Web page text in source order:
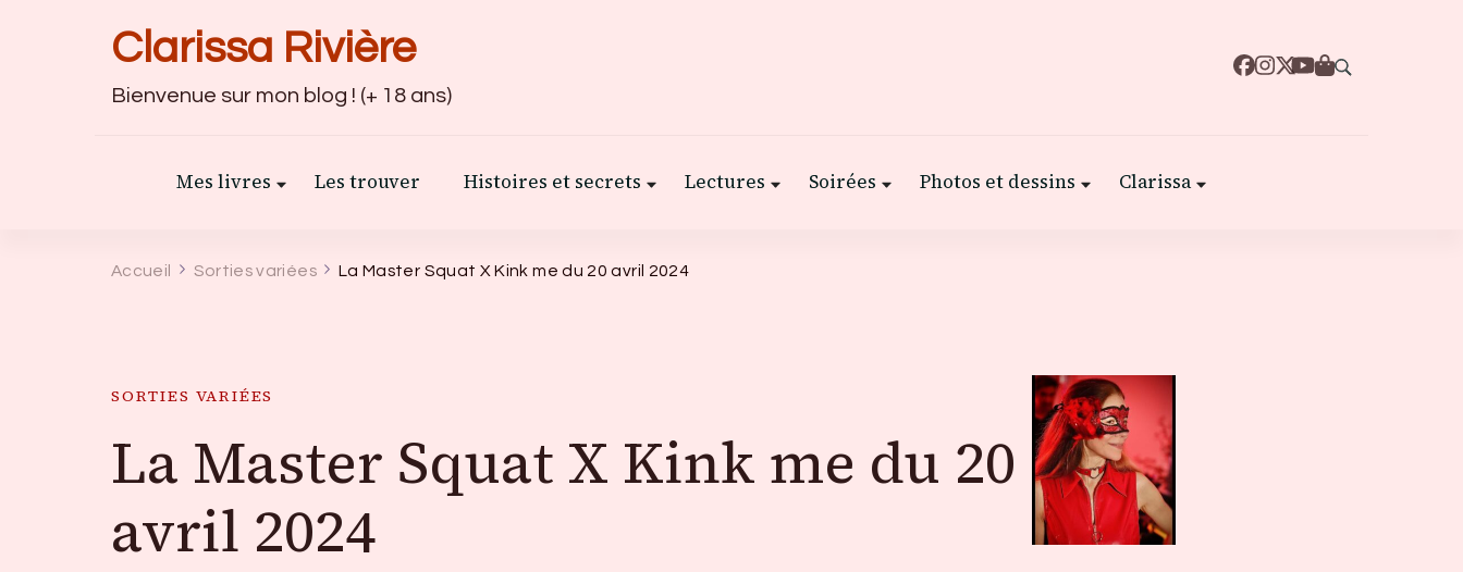
Clarissa Rivière
Bienvenue sur mon blog ! (+ 18 ans)
Mes livres Les trouver Histoires et secrets Lectures Soirées Photos et dessins Clarissa
Accueil Sorties variées La Master Squat X Kink me du 20 avril 2024
SORTIES VARIÉES
La Master Squat X Kink me du 20
avril 2024